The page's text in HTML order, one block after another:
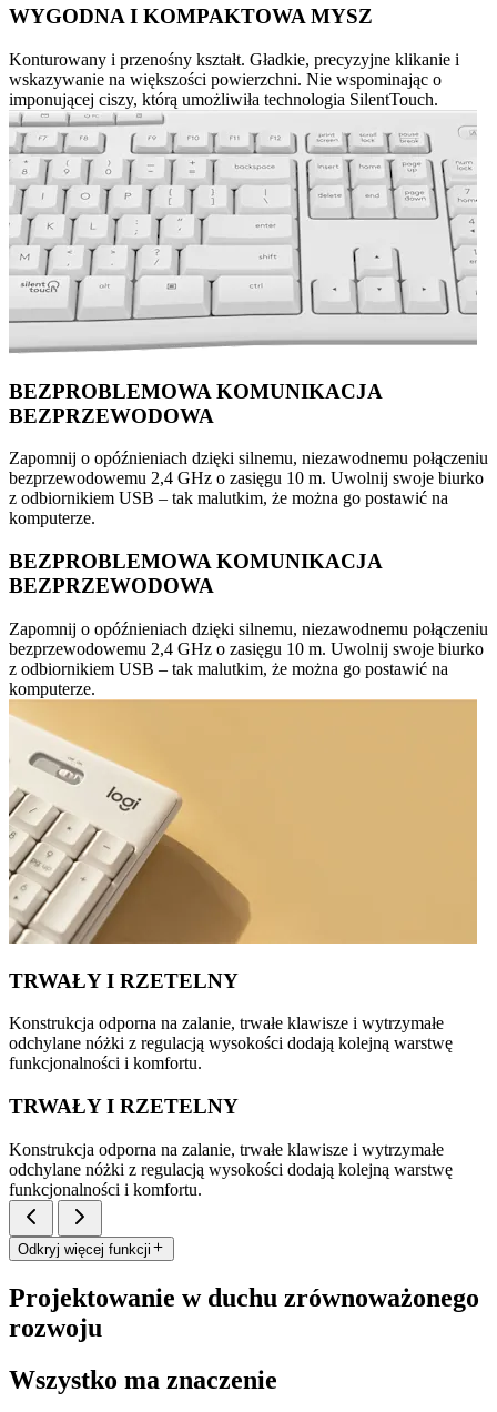
WYGODNA I KOMPAKTOWA MYSZ
Konturowany i przenośny kształt. Gładkie, precyzyjne klikanie i
wskazywanie na większości powierzchni. Nie wspominając o
imponującej ciszy, którą umożliwiła technologia SilentTouch.
BEZPROBLEMOWA KOMUNIKACJA
BEZPRZEWODOWA
Zapomnij o opóźnieniach dzięki silnemu, niezawodnemu połączeniu
bezprzewodowemu 2,4 GHz o zasięgu 10 m. Uwolnij swoje biurko
z odbiornikiem USB – tak malutkim, że można go postawić na
komputerze.
BEZPROBLEMOWA KOMUNIKACJA
BEZPRZEWODOWA
Zapomnij o opóźnieniach dzięki silnemu, niezawodnemu połączeniu
bezprzewodowemu 2,4 GHz o zasięgu 10 m. Uwolnij swoje biurko
z odbiornikiem USB – tak malutkim, że można go postawić na
komputerze.
TRWAŁY I RZETELNY
Konstrukcja odporna na zalanie, trwałe klawisze i wytrzymałe
odchylane nóżki z regulacją wysokości dodają kolejną warstwę
funkcjonalności i komfortu.
TRWAŁY I RZETELNY
Konstrukcja odporna na zalanie, trwałe klawisze i wytrzymałe
odchylane nóżki z regulacją wysokości dodają kolejną warstwę
funkcjonalności i komfortu.
Odkryj więcej funkcji
Projektowanie w duchu zrównoważonego
rozwoju
Wszystko ma znaczenie